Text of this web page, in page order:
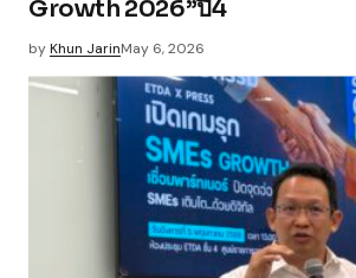
Growth 2026”ปี4
byKhun JarinMay 6, 2026